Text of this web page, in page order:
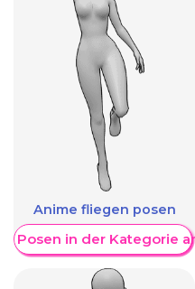
Anime fliegen posen
Posen in der Kategorie